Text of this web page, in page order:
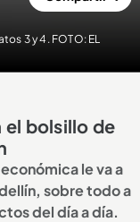
3 y 4. FOTO: EL
bolsillo de
le va a
sobre todo a
del día a día.